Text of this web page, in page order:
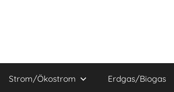
Strom/Ökostrom Erdgas/Biogas